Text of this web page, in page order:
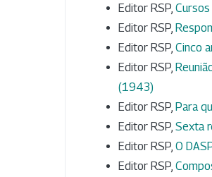
Editor RSP,
Editor RSP,
Editor RSP, Cinco
Editor RSP,
(1943)
Editor RSP, Para
Editor RSP, Sexta
Editor RSP, O
Editor RSP,